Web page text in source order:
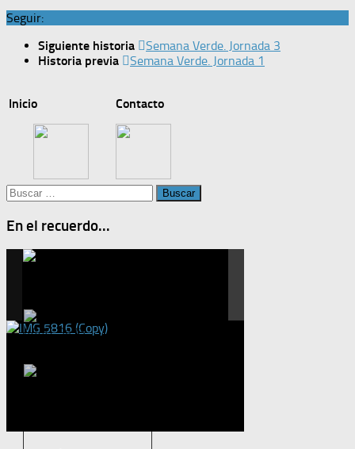
Seguir:
Siguiente historia
Semana Verde. Jornada 3
Historia previa
Semana Verde. Jornada 1
Inicio Contacto
Buscar:
En el recuerdo...